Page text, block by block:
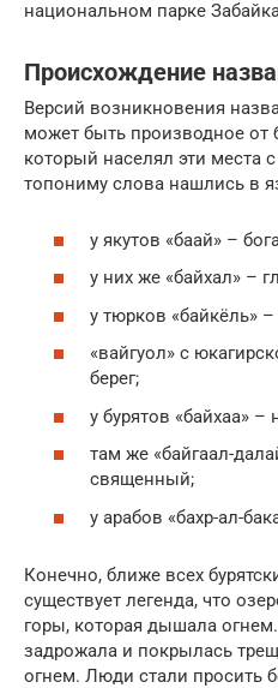
национальном парке
Происхождение
Версий возникновения
может быть производное от
который населял эти места
топониму слова нашлись в
у якутов «баай» –
у них же «байхал» –
у тюрков «байкёль» –
«вайгуол» с
берег;
у бурятов «байхаа»
там же «байгаал-
священный;
у арабов «бахр-ал-
Конечно, ближе всех
существует легенда, что
горы, которая дышала
задрожала и покрылась
огнем. Люди стали просить